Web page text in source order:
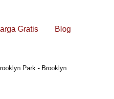
Gratis Blog
Park - Brooklyn